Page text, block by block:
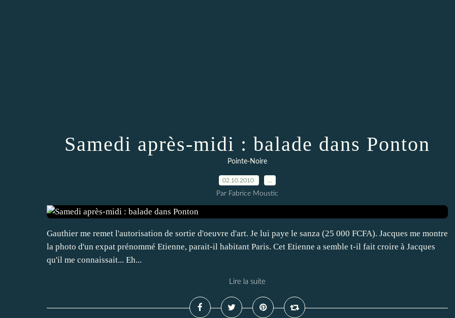
Samedi après-midi : balade dans Ponton
Pointe-Noire
02.10.2010
Par Fabrice Moustic
Gauthier me remet l'autorisation de sortie d'oeuvre d'art. Je lui paye le sanza (25 000 FCFA). Jacques me montre
la photo d'un expat prénommé Etienne, parait-il habitant Paris. Cet Etienne a semble t-il fait croire à Jacques
qu'il me connaissait... Eh...
Lire la suite